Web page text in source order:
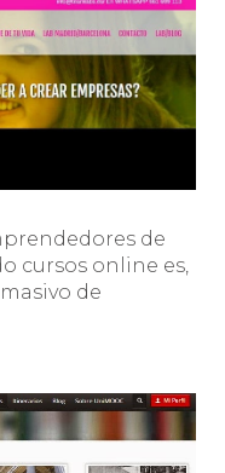
de
cursos online es,
de